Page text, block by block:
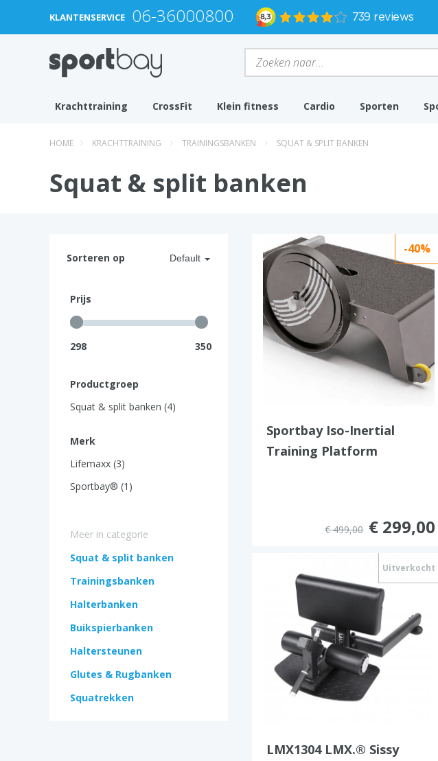
KLANTENSERVICE 06-36000800
Krachttraining CrossFit Klein fitness Cardio Sporten
HOME KRACHTTRAINING TRAININGSBANKEN SQUAT & SPLIT BANKEN
Squat & split banken
Sorteren op Default
Prijs
298 350
Productgroep
Squat & split banken (4)
Merk
Lifemaxx (3)
Sportbay® (1)
Meer in categorie
Squat & split banken
Trainingsbanken
Halterbanken
Buikspierbanken
Haltersteunen
Glutes & Rugbanken
Squatrekken
-40%
Sportbay Iso-Inertial
Training Platform
€ 499,00 € 299,00
Uitverkocht
LMX1304 LMX.® Sissy